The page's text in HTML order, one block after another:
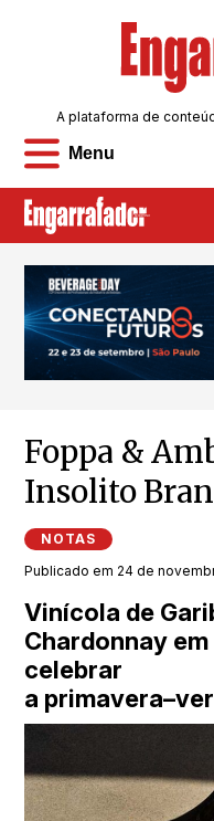
Menu
A plataforma de
Foppa &
Insolito
NOTAS
Publicado em 24 de
Vinícola de
Chardonnay
celebrar
a